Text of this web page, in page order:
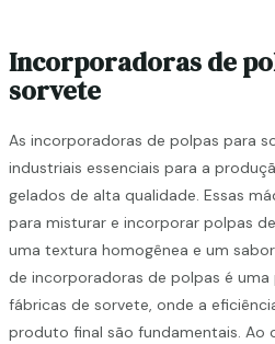
Incorporadoras de
sorvete
As incorporadoras de polpas para
industriais essenciais para a
gelados de alta qualidade. Essas
para misturar e incorporar polpas
uma textura homogênea e um
de incorporadoras de polpas é
fábricas de sorvete, onde a
produto final são fundamentais. Ao